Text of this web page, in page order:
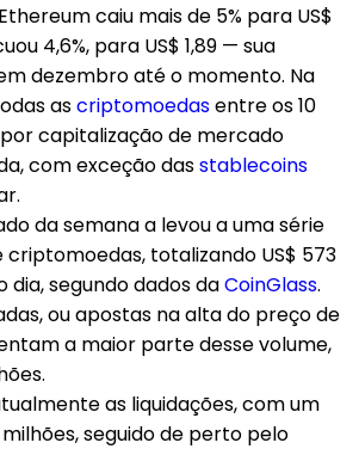
caiu mais de 5% para US$
4,6%, para US$ 1,89 — sua
dezembro até o momento. Na
ascriptomoedasentre os 10
capitalização de mercado
com exceção dasstablecoins
da semana a levou a uma série
criptomoedas, totalizando US$ 573
dia, segundo dados daCoinGlass.
ou apostas na alta do preço de
a maior parte desse volume,
.
as liquidações, com um
milhões, seguido de perto pelo